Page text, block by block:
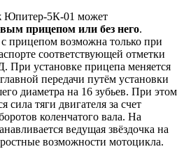
Юпитер-5К-01 может
прицепом или без него.
прицепом возможна только при
соответствующей отметки
При установке прицепа меняется
передачи путём установки
диаметра на 16 зубьев. При этом
сила тяги двигателя за счет
коленчатого вала. На
ведущая звёздочка на
возможности мотоцикла.